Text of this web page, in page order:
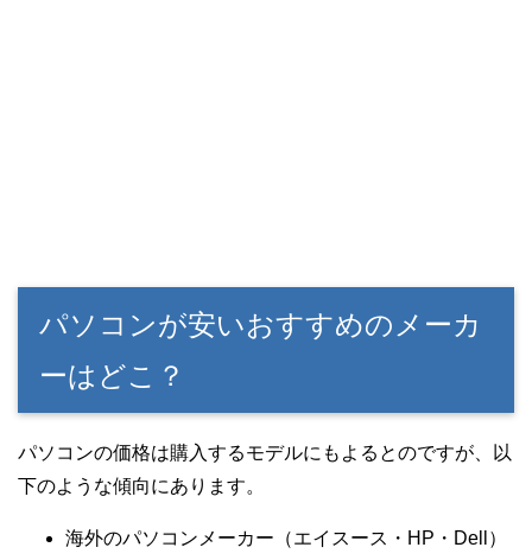
パソコンが安いおすすめのメーカ
ーはどこ？
パソコンの価格は購入するモデルにもよるとのですが、以
下のような傾向にあります。
海外のパソコンメーカー（エイスース・HP・Dell）